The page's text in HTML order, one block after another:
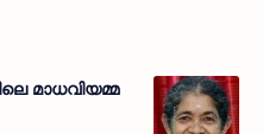
മാധവിയമ്മ